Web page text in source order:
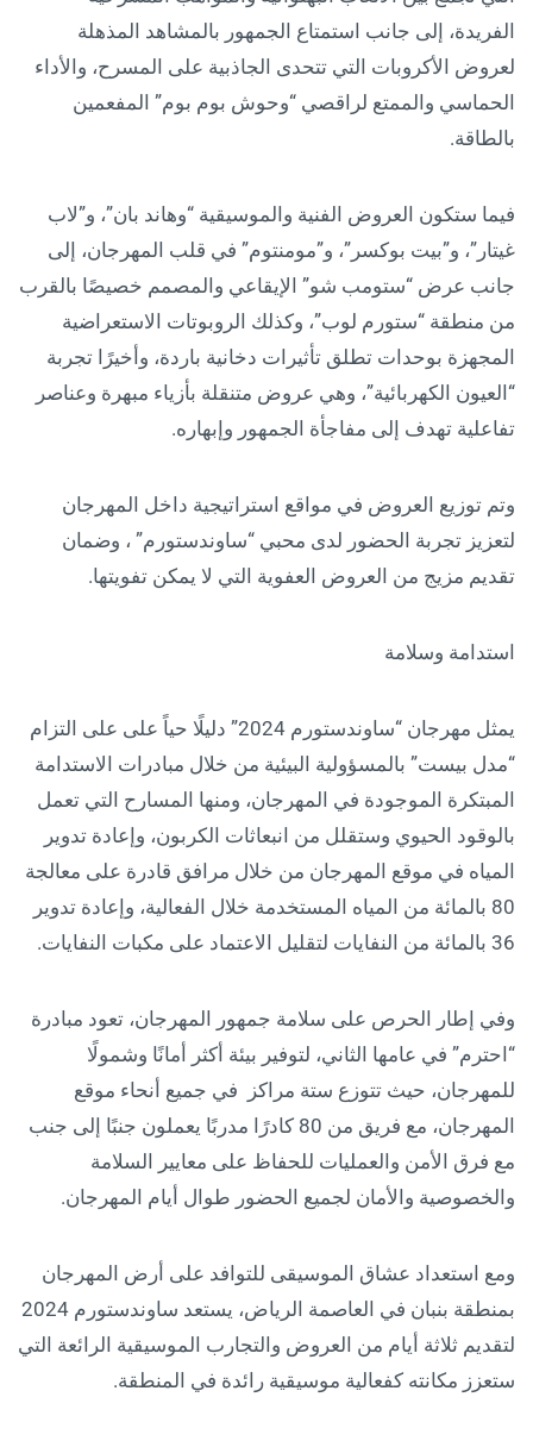
الفريدة، إلى جانب استمتاع الجمهور بالمشاهد المذهلة
لعروض الأكروبات التي تتحدى الجاذبية على المسرح، والأداء
الحماسي والممتع لراقصي “وحوش بوم بوم” المفعمين
بالطاقة.
فيما ستكون العروض الفنية والموسيقية “وهاند بان”، و”لاب
غيتار”، و”بيت بوكسر”، و”مومنتوم” في قلب المهرجان، إلى
جانب عرض “ستومب شو” الإيقاعي والمصمم خصيصًا بالقرب
من منطقة “ستورم لوب”، وكذلك الروبوتات الاستعراضية
المجهزة بوحدات تطلق تأثيرات دخانية باردة، وأخيرًا تجربة
“العيون الكهربائية”، وهي عروض متنقلة بأزياء مبهرة وعناصر
تفاعلية تهدف إلى مفاجأة الجمهور وإبهاره.
وتم توزيع العروض في مواقع استراتيجية داخل المهرجان
لتعزيز تجربة الحضور لدى محبي “ساوندستورم” ، وضمان
تقديم مزيج من العروض العفوية التي لا يمكن تفويتها.
استدامة وسلامة
يمثل مهرجان “ساوندستورم 2024” دليلًا حياً على على التزام
“مدل بيست” بالمسؤولية البيئية من خلال مبادرات الاستدامة
المبتكرة الموجودة في المهرجان، ومنها المسارح التي تعمل
بالوقود الحيوي وستقلل من انبعاثات الكربون، وإعادة تدوير
المياه في موقع المهرجان من خلال مرافق قادرة على معالجة
80 بالمائة من المياه المستخدمة خلال الفعالية، وإعادة تدوير
36 بالمائة من النفايات لتقليل الاعتماد على مكبات النفايات.
وفي إطار الحرص على سلامة جمهور المهرجان، تعود مبادرة
“احترم” في عامها الثاني، لتوفير بيئة أكثر أمانًا وشمولًا
للمهرجان، حيث تتوزع ستة مراكز في جميع أنحاء موقع
المهرجان، مع فريق من 80 كادرًا مدربًا يعملون جنبًا إلى جنب
مع فرق الأمن والعمليات للحفاظ على معايير السلامة
والخصوصية والأمان لجميع الحضور طوال أيام المهرجان.
ومع استعداد عشاق الموسيقى للتوافد على أرض المهرجان
بمنطقة بنبان في العاصمة الرياض، يستعد ساوندستورم 2024
لتقديم ثلاثة أيام من العروض والتجارب الموسيقية الرائعة التي
ستعزز مكانته كفعالية موسيقية رائدة في المنطقة.